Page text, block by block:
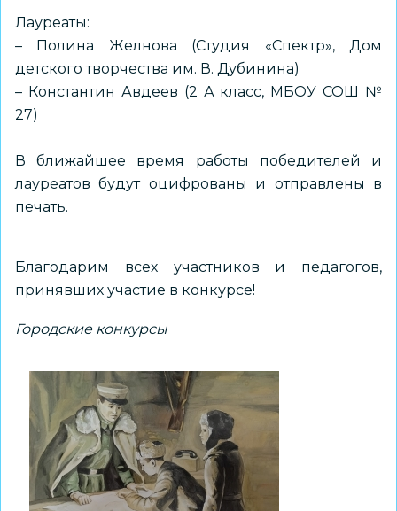
Лауреаты:
– Полина Желнова (Студия «Спектр», Дом
детского творчества им. В. Дубинина)
– Константин Авдеев (2 А класс, МБОУ СОШ №
27)
В ближайшее время работы победителей и
лауреатов будут оцифрованы и отправлены в
печать.
Благодарим всех участников и педагогов,
принявших участие в конкурсе!
Городские конкурсы